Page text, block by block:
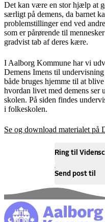
Det kan være en stor hjælp at
særligt på demens, da barnet
problemstillinger end ved
som er pårørende til
gradvist tab af deres kære.
I Aalborg Kommune har vi
Demens Imens til
både bruges hjemme til at
hvordan livet med demens ser
skolen. På siden findes
i folkeskolen.
Se og download materialet på
Ring til
Send post til